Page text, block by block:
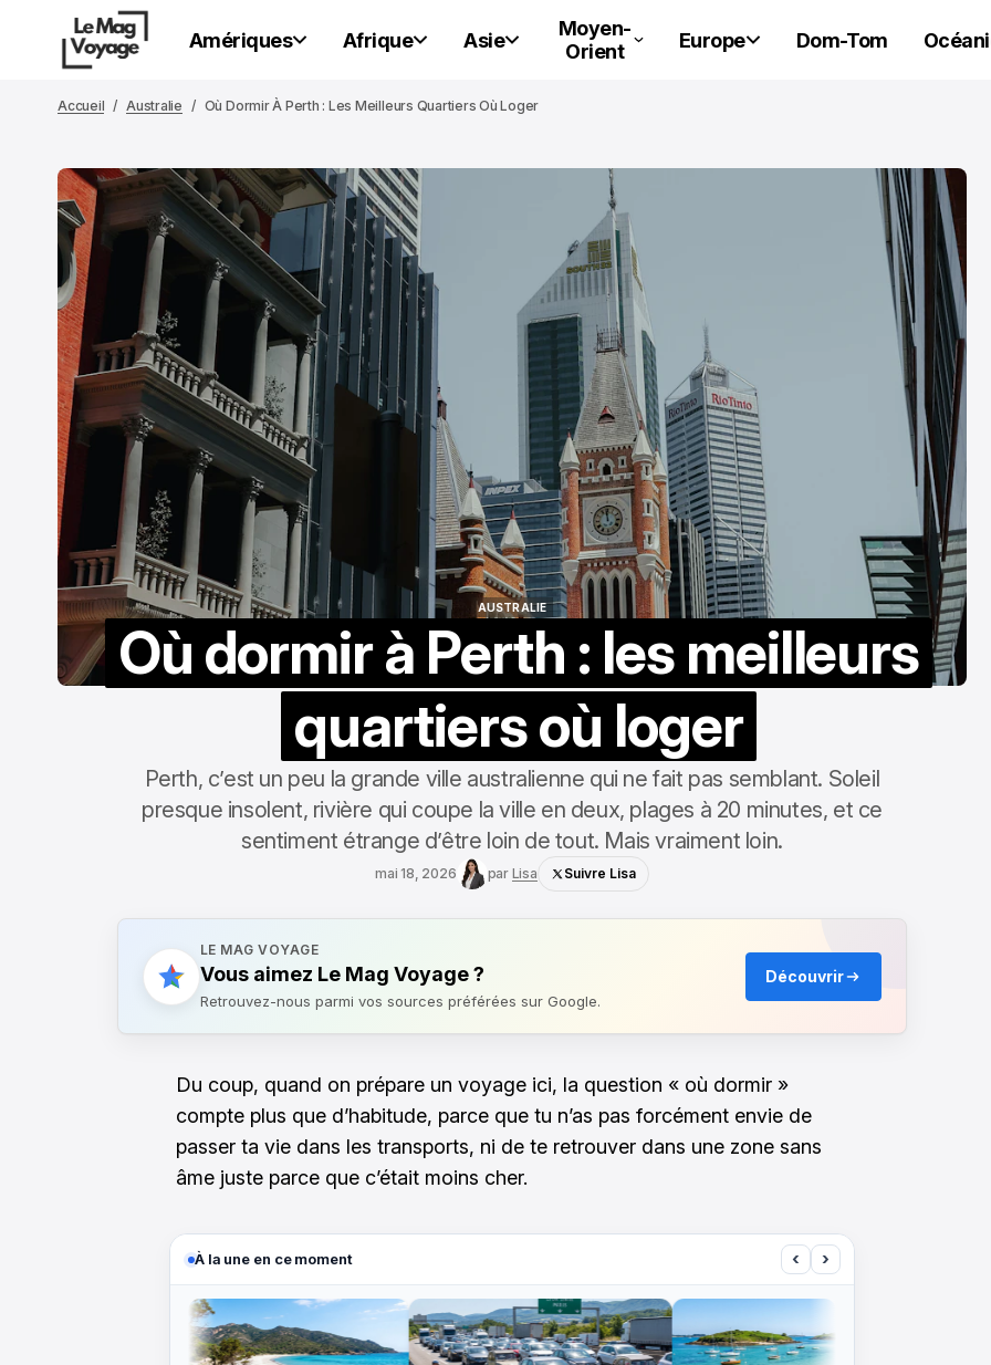
Amériques Afrique Asie
Moyen-
Orient
Europe Dom-Tom
Accueil Australie Où Dormir À Perth : Les Meilleurs Quartiers Où Loger
AUSTRALIE
Où dormir à Perth : les meilleurs
quartiers où loger
Perth, c’est un peu la grande ville australienne qui ne fait pas semblant. Soleil
presque insolent, rivière qui coupe la ville en deux, plages à 20 minutes, et ce
sentiment étrange d’être loin de tout. Mais vraiment loin.
mai 18, 2026 par Lisa Suivre Lisa
LE MAG VOYAGE
Vous aimez Le Mag Voyage ?
Retrouvez-nous parmi vos sources préférées sur Google.
Découvrir
Du coup, quand on prépare un voyage ici, la question « où dormir »
compte plus que d’habitude, parce que tu n’as pas forcément envie de
passer ta vie dans les transports, ni de te retrouver dans une zone sans
âme juste parce que c’était moins cher.
À la une en ce moment ‹ ›